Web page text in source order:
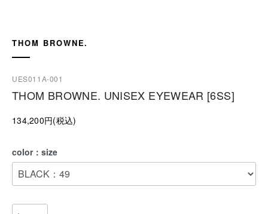
THOM BROWNE.
UES011A-001
THOM BROWNE. UNISEX EYEWEAR [6SS]
134,200円(税込)
color：size